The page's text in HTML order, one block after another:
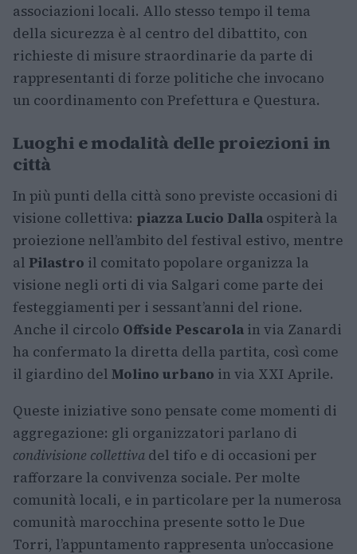
associazioni locali. Allo stesso tempo il tema
della sicurezza è al centro del dibattito, con
richieste di misure straordinarie da parte di
rappresentanti di forze politiche che invocano
un coordinamento con Prefettura e Questura.
Luoghi e modalità delle proiezioni in
città
In più punti della città sono previste occasioni di
visione collettiva: piazza Lucio Dalla ospiterà la
proiezione nell’ambito del festival estivo, mentre
al Pilastro il comitato popolare organizza la
visione negli orti di via Salgari come parte dei
festeggiamenti per i sessant’anni del rione.
Anche il circolo Offside Pescarola in via Zanardi
ha confermato la diretta della partita, così come
il giardino del Molino urbano in via XXI Aprile.
Queste iniziative sono pensate come momenti di
aggregazione: gli organizzatori parlano di
condivisione collettiva del tifo e di occasioni per
rafforzare la convivenza sociale. Per molte
comunità locali, e in particolare per la numerosa
comunità marocchina presente sotto le Due
Torri, l’appuntamento rappresenta un’occasione